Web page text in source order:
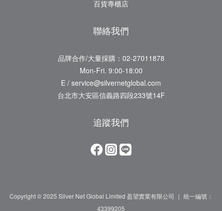
百貨專櫃店
聯絡我們
品牌合作/大量採購：02-27011878
Mon-Fri. 9:00-18:00
E / service@silvernetglobal.com
台北市大安區信義路四段233號14F
追蹤我們
Copyright © 2025 Silver Net Global Limited 盈望實業有限公司 ｜ 統一編號：
43399205